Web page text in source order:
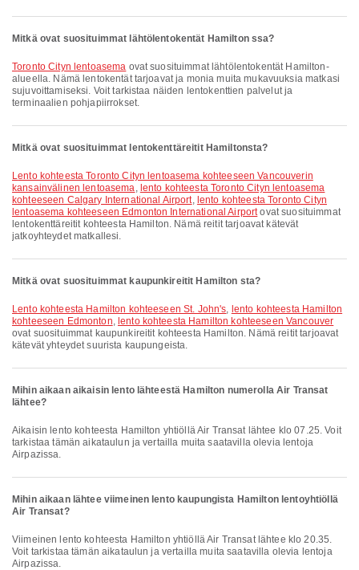
Mitkä ovat suosituimmat lähtölentokentät Hamilton ssa?
Toronto Cityn lentoasema ovat suosituimmat lähtölentokentät Hamilton-
alueella. Nämä lentokentät tarjoavat ja monia muita mukavuuksia matkasi
sujuvoittamiseksi. Voit tarkistaa näiden lentokenttien palvelut ja
terminaalien pohjapiirrokset.
Mitkä ovat suosituimmat lentokenttäreitit Hamiltonsta?
lento kohteesta Toronto Cityn lentoasema kohteeseen Vancouverin
kansainvälinen lentoasema, lento kohteesta Toronto Cityn lentoasema
kohteeseen Calgary International Airport, lento kohteesta Toronto Cityn
lentoasema kohteeseen Edmonton International Airportovat suosituimmat
lentokenttäreitit kohteesta Hamilton. Nämä reitit tarjoavat kätevät
jatkoyhteydet matkallesi.
Mitkä ovat suosituimmat kaupunkireitit Hamilton sta?
lento kohteesta Hamilton kohteeseen St. John's, lento kohteesta Hamilton
kohteeseen Edmonton, lento kohteesta Hamilton kohteeseen Vancouver
ovat suosituimmat kaupunkireitit kohteesta Hamilton. Nämä reitit tarjoavat
kätevät yhteydet suurista kaupungeista.
Mihin aikaan aikaisin lento lähteestä Hamilton numerolla Air Transat
lähtee?
Aikaisin lento kohteesta Hamilton yhtiöllä Air Transat lähtee klo 07.25. Voit
tarkistaa tämän aikataulun ja vertailla muita saatavilla olevia lentoja
Airpazissa.
Mihin aikaan lähtee viimeinen lento kaupungista Hamilton lentoyhtiöllä
Air Transat?
Viimeinen lento kohteesta Hamilton yhtiöllä Air Transat lähtee klo 20.35.
Voit tarkistaa tämän aikataulun ja vertailla muita saatavilla olevia lentoja
Airpazissa.